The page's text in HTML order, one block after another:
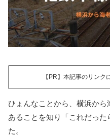
【PR】本記事のリンク
ひょんなことから、横浜か
あることを知り「これだっ
た。